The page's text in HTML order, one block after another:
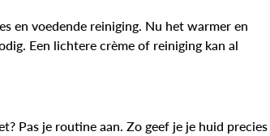
en voedende reiniging. Nu het warmer en
Een lichtere crème of reiniging kan al
Pas je routine aan. Zo geef je je huid precies